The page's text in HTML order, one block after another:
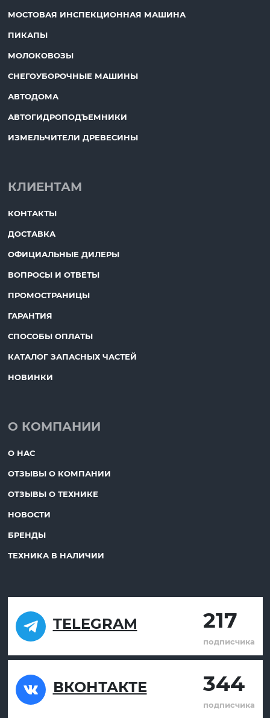
МОСТОВАЯ ИНСПЕКЦИОННАЯ МАШИНА
ПИКАПЫ
МОЛОКОВОЗЫ
СНЕГОУБОРОЧНЫЕ МАШИНЫ
АВТОДОМА
АВТОГИДРОПОДЪЕМНИКИ
ИЗМЕЛЬЧИТЕЛИ ДРЕВЕСИНЫ
КЛИЕНТАМ
КОНТАКТЫ
ДОСТАВКА
ОФИЦИАЛЬНЫЕ ДИЛЕРЫ
ВОПРОСЫ И ОТВЕТЫ
ПРОМОСТРАНИЦЫ
ГАРАНТИЯ
СПОСОБЫ ОПЛАТЫ
КАТАЛОГ ЗАПАСНЫХ ЧАСТЕЙ
НОВИНКИ
О КОМПАНИИ
О НАС
ОТЗЫВЫ О КОМПАНИИ
ОТЗЫВЫ О ТЕХНИКЕ
НОВОСТИ
БРЕНДЫ
ТЕХНИКА В НАЛИЧИИ
TELEGRAM 217
подписчика
ВКОНТАКТЕ 344
подписчика